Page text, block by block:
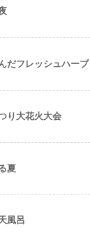
だフレッシュハーブ
り大花火大会
夏
風呂